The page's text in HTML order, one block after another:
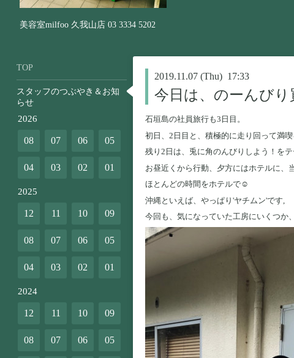
美容室milfoo 久我山店 03 3334 5202
2019.11.07 (Thu) 17:33
今日は、のーんび
石垣島の社員旅行も3日目。
初日、2日目と、積極的に走り回って満喫
残り2日は、兎に角のんびりしよう！をテ
お昼近くから行動、夕方にはホテルに、
ほとんどの時間をホテルで☺️
沖縄といえば、やっぱり'ヤチムン'です,
今回も、気になっていた工房にいくつか
TOP
スタッフのつぶやき＆お知
らせ
2026
08 07 06 05
04 03 02 01
2025
12 11 10 09
08 07 06 05
04 03 02 01
2024
12 11 10 09
08 07 06 05